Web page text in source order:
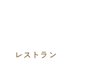
レストラン